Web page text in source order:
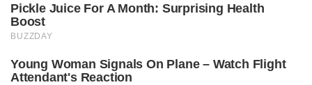
Pickle Juice For A Month: Surprising Health
Boost
BUZZDAY
Young Woman Signals On Plane – Watch Flight
Attendant's Reaction